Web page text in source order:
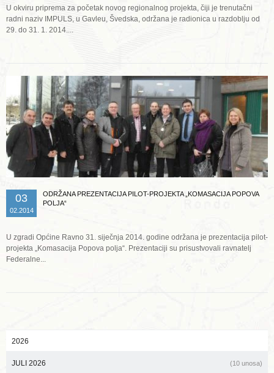
U okviru priprema za početak novog regionalnog projekta, čiji je trenutačni
radni naziv IMPULS, u Gavleu, Švedska, održana je radionica u razdoblju od
29. do 31. 1. 2014....
03
02.2014
ODRŽANA PREZENTACIJA PILOT-PROJEKTA „KOMASACIJA POPOVA
POLJA“
U zgradi Općine Ravno 31. siječnja 2014. godine održana je prezentacija pilot-
projekta „Komasacija Popova polja“. Prezentaciji su prisustvovali ravnatelj
Federalne...
2026
JULI 2026 (10 unosa)